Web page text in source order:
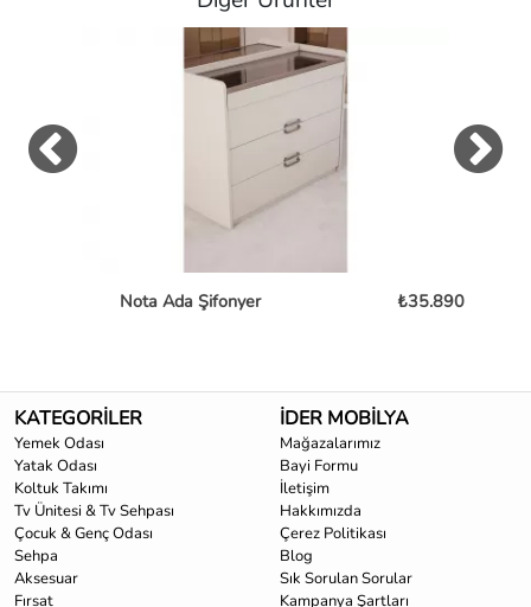
Nota Ada Şifonyer ₺35.890
KATEGORİLER
Yemek Odası
Yatak Odası
Koltuk Takımı
Tv Ünitesi & Tv Sehpası
Çocuk & Genç Odası
Sehpa
Aksesuar
Fırsat
İDER MOBİLYA
Mağazalarımız
Bayi Formu
İletişim
Hakkımızda
Çerez Politikası
Blog
Sık Sorulan Sorular
Kampanya Şartları